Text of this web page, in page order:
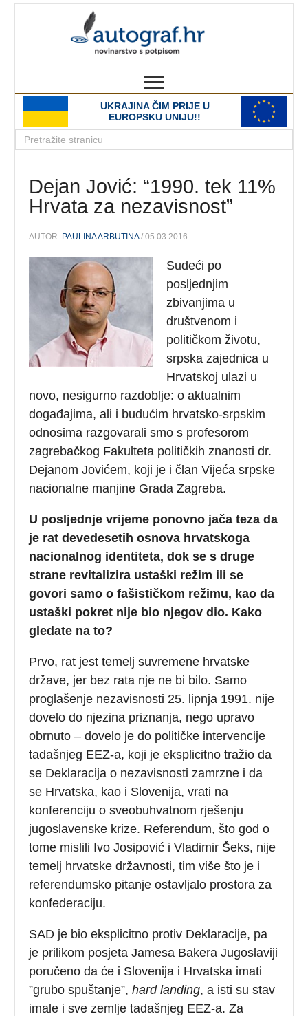
UKRAJINA ČIM PRIJE U
EUROPSKU UNIJU!!
Dejan Jović: “1990. tek 11%
Hrvata za nezavisnost”
AUTOR: PAULINA ARBUTINA/ 05.03.2016.
Sudeći po
posljednjim
zbivanjima u
društvenom i
političkom životu,
srpska zajednica u
Hrvatskoj ulazi u
novo, nesigurno razdoblje: o aktualnim
događajima, ali i budućim hrvatsko-srpskim
odnosima razgovarali smo s profesorom
zagrebačkog Fakulteta političkih znanosti dr.
Dejanom Jovićem, koji je i član Vijeća srpske
nacionalne manjine Grada Zagreba.
U posljednje vrijeme ponovno jača teza da
je rat devedesetih osnova hrvatskoga
nacionalnog identiteta, dok se s druge
strane revitalizira ustaški režim ili se
govori samo o fašističkom režimu, kao da
ustaški pokret nije bio njegov dio. Kako
gledate na to?
Prvo, rat jest temelj suvremene hrvatske
države, jer bez rata nje ne bi bilo. Samo
proglašenje nezavisnosti 25. lipnja 1991. nije
dovelo do njezina priznanja, nego upravo
obrnuto – dovelo je do političke intervencije
tadašnjeg EEZ-a, koji je eksplicitno tražio da
se Deklaracija o nezavisnosti zamrzne i da
se Hrvatska, kao i Slovenija, vrati na
konferenciju o sveobuhvatnom rješenju
jugoslavenske krize. Referendum, što god o
tome mislili Ivo Josipović i Vladimir Šeks, nije
temelj hrvatske državnosti, tim više što je i
referendumsko pitanje ostavljalo prostora za
konfederaciju.
SAD je bio eksplicitno protiv Deklaracije, pa
je prilikom posjeta Jamesa Bakera Jugoslaviji
poručeno da će i Slovenija i Hrvatska imati
”grubo spuštanje”,hard landing, a isti su stav
imale i sve zemlje tadašnjeg EEZ-a. Za